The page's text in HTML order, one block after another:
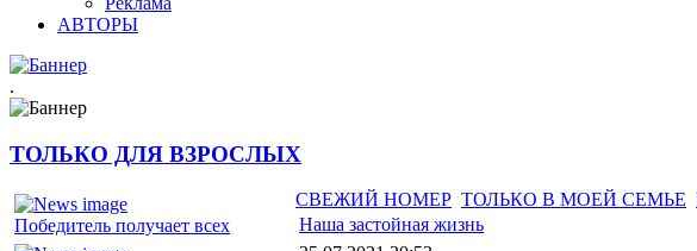
АВТОРЫ
.
ТОЛЬКО ДЛЯ ВЗРОСЛЫХ
Победитель получает всех
СВЕЖИЙ НОМЕР ТОЛЬКО В МОЕЙ СЕМЬЕ
Наша застойная жизнь